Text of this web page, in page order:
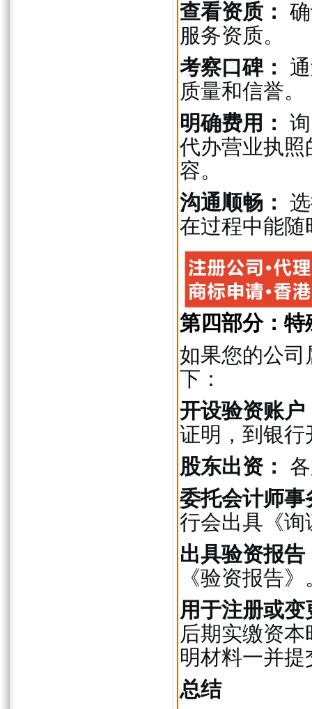
查看资质：
服务资质。
考察口碑：
质量和信誉。
明确费用：
代办营业执
容。
沟通顺畅：
在过程中能
第四部分：
如果您的公司
下：
开设验资账户
证明，到银
股东出资：
委托会计师事
行会出具《
出具验资报告
《验资报告》
用于注册或变
后期实缴资
明材料一并提
总结